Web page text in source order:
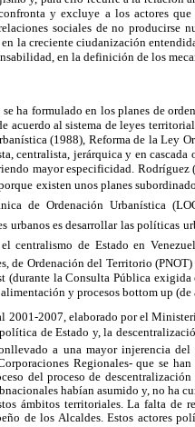
y excluye a los actores
sociales de no producirse
la creciente ciudanización
en la definición de los
ha formulado en los planes de
acuerdo al sistema de leyes
(1988), Reforma de la Ley
centralista, jerárquica y en cascada
mayor especificidad.
existen unos planes
de Ordenación Urbanística
urbanos es desarrollar las políticas
centralismo de Estado en
de Ordenación del Territorio
la Consulta Pública exigida
y procesos bottom up (de
2001-2007, elaborado por el
de Estado y, la
a una mayor injerencia
Regionales- que se
del proceso de
habían asumido y, no ha
ámbitos territoriales. La falta de
de los Alcaldes. Estos actores